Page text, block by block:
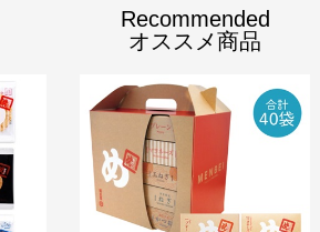
Recommended
オススメ商品